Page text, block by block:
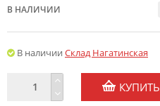
В НАЛИЧИИ
В наличии Склад Нагатинская
КУПИТЬ